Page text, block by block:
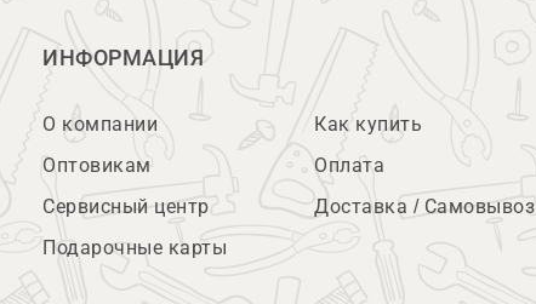
ИНФОРМАЦИЯ
О компании
Оптовикам
Сервисный центр
Подарочные карты
Как купить
Оплата
Доставка / Самовывоз